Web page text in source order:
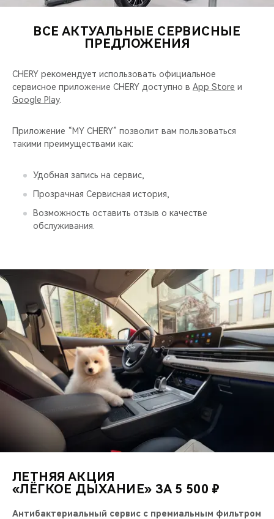
CHERY И СПОРТ
ВИДЕООБЗОРЫ
CHERY ДЛЯ ДЕТЕЙ
ВСЕ АКТУАЛЬНЫЕ СЕРВИСНЫЕ
ПРЕДЛОЖЕНИЯ
CHERY рекомендует использовать официальное
сервисное приложение CHERY доступно в App Store и
Google Play.
Приложение “MY CHERY” позволит вам пользоваться
такими преимуществами как:
Удобная запись на сервис,
Прозрачная Сервисная история,
Возможность оставить отзыв о качестве
обслуживания.
ЛЕТНЯЯ АКЦИЯ
«ЛЁГКОЕ ДЫХАНИЕ» ЗА 5 500 ₽
Антибактериальный сервис с премиальным фильтром